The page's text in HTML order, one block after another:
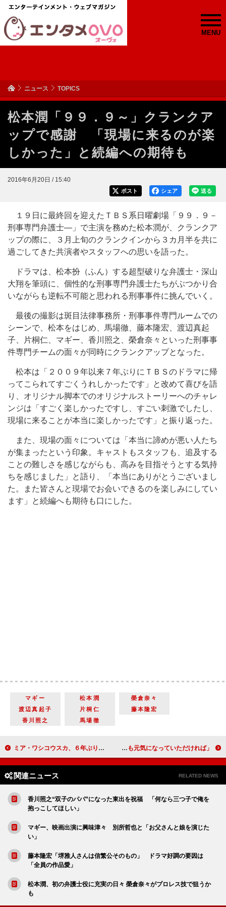
MENU
ニュース TOPICS
松本潤「９９．９～」クランクア
ップで感謝 「現場に来るのが楽
しかった」と続編への期待も
2016年6月20日 / 15:40
送る
シェア
ポスト
１９日に最終回を迎えたＴＢＳ系日曜劇場「９９．９－
刑事専門弁護士―」で主演を務めた松本潤が、クランクア
ップの際に、３月上旬のクランクインから３カ月半を共に
過ごしてきた共演者やスタッフへの思いを語った。
ドラマは、松本扮（ふん）する超型破りな弁護士・深山
大翔を筆頭に、個性的な刑事専門弁護士たちがぶつかり合
いながらも逆転不可能と思われる刑事事件に挑んでいく。
最後の撮影は斑目法律事務所・刑事事件専門ルームでの
シーンで、松本をはじめ、馬場徹、藤本隆宏、渡辺真起
子、片桐仁、マギー、香川照之、榮倉奈々といった刑事事
件専門チームの面々が同時にクランクアップとなった。
松本は「２００９年以来７年ぶりにＴＢＳのドラマに帰
ってこられてすごくうれしかったです」と改めて喜びを語
り、オリジナル脚本でのオリジナルストーリーへのチャレ
ンジは「すごく楽しかったですし、すごい刺激でしたし、
現場に来ることが本当に楽しかったです」と振り返った。
また、現場の面々については「本当に諦めが悪い人たち
が集まったという印象。キャストもスタッフも、追及する
ことの難しさを感じながらも、高みを目指そうとする気持
ちを感じました」と語り、「本当にありがとうございまし
た。また皆さんと現場でお会いできるのを楽しみにしてい
ます」と続編へも期待も口にした。
マギー 松本潤
榮倉奈々
渡辺真起子
片桐仁
藤本隆宏
香川照之
馬場徹
ミア・ワシコウスカ、６年ぶりに来日！ 再びアリスを演じた心境を語る ＴＢＳ系「音楽の日」７月１６日から１２時間生放送 中居正広、震災被害者へ「少しでも元気になっていただければ」
関連ニュース RELATED NEWS
香川照之“双子のパパ”になった東出を祝福 「何なら三つ子で俺を
抱っこしてほしい」
マギー、映画出演に興味津々 別所哲也と「お父さんと娘を演じた
い」
藤本隆宏「堺雅人さんは信繁公そのもの」 ドラマ好調の要因は
「全員の作品愛」
松本潤、初の弁護士役に充実の日々 榮倉奈々がプロレス技で狙うか
も